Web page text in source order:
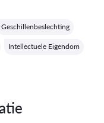
Geschillenbeslechting
Intellectuele Eigendom